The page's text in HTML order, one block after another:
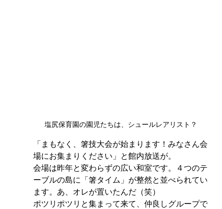
塩尻保育園の園児たちは、シュールレアリスト？
「まもなく、箸技大会が始まります！みなさん会
場にお集まりください」と館内放送が。
会場は昨年と変わらずの広い和室です。４つのテ
ーブルの島に「箸タイム」が整然と並べられてい
ます。あ、オレが置いたんだ（笑）
ポツリポツリと集まって来て、仲良しグループで